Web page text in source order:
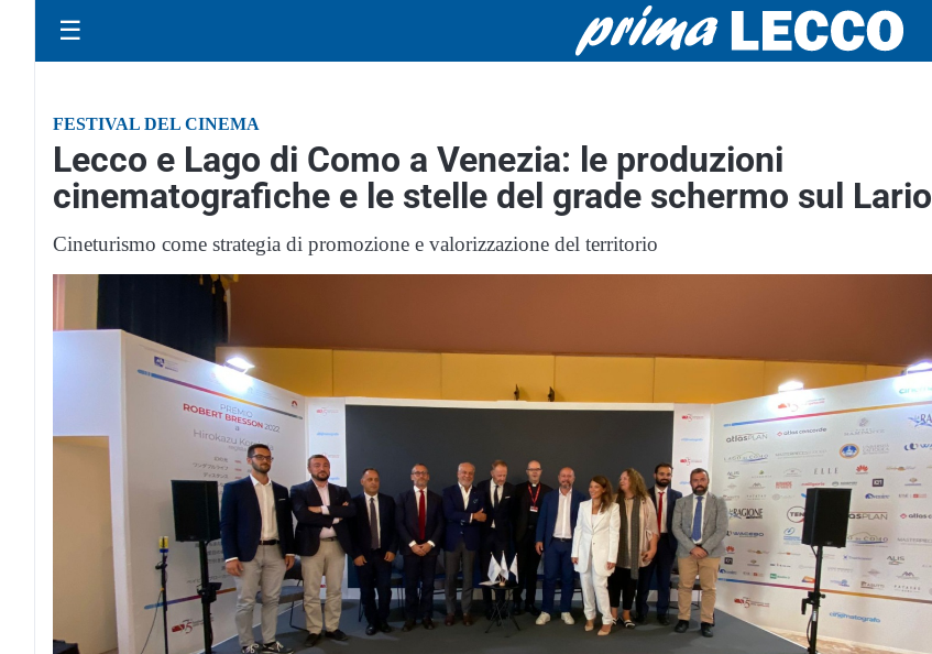
☰
FESTIVAL DEL CINEMA
Lecco e Lago di Como a Venezia: le produzioni
cinematografiche e le stelle del grade schermo sul Lario
Cineturismo come strategia di promozione e valorizzazione del territorio